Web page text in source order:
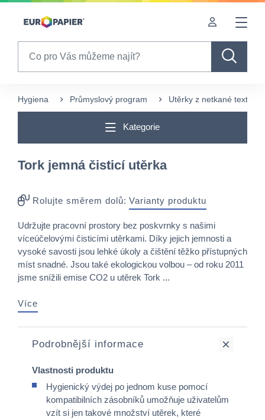
Table Of Content
Hygiena Průmyslový program Utěrky z netkané textílie
Kategorie
Tork jemná čisticí utěrka
Rolujte směrem dolů: Varianty produktu
Udržujte pracovní prostory bez poskvrnky s našimi
víceúčelovými čisticími utěrkami. Díky jejich jemnosti a
vysoké savosti jsou lehké úkoly a čištění těžko přístupných
míst snadné. Jsou také ekologickou volbou – od roku 2011
jsme snížili emise CO2 u utěrek Tork ...
Více
Podrobnější informace
Vlastnosti produktu
Hygienický výdej po jednom kuse pomocí
kompatibilních zásobníků umožňuje uživatelům
vzít si jen takové množství utěrek, které